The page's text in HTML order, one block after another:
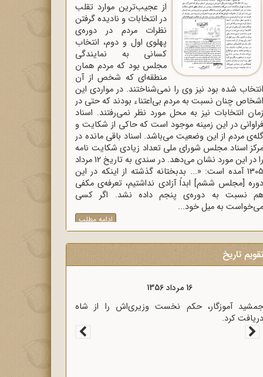
از عجیب‌ترین موارد تقلب
در انتخابات و نادیده گرفتن
نظرات مردم در دوره‌ی
پهلوی اول و دوم، انتخاب
کسانی به نمایندگی
مجلس بود که مردم همان
منطقه‌ای که شخص از آن
شده بود نیز وی را نمی‌شناختند. در مواردی این
چنان نسبت به مردم بی‌اعتناء بودند که حتی در
انتخابات نیز به محل مورد نظر نمی‌رفتند. اسناد
در این زمینه موجود است که حاکی از شکایت و
مردم از این وضعیت می‌باشد. اسناد باقی مانده در
اسناد مجلس شورای ملی تعداد زیادی شکایت نامه
را در این مورد نشان می‌دهد. در سندی به تاریخ 12 مرداد
1305 آمده است: «... بدبختانه گذشته از اینکه در این
[مجلس ششم] ابداً آزادی نداشتیم، تعرفه‌ی مکفی
نسبت به دوره‌ی پنجم داده نشد. اگر کسی
به میل خود...
ادامه مطلب
تاریخ
16 مرداد 1357
سخنرانی‌های انتقادی و روشنگر وعاظ در لبیک به
امام به وعاظ و روحانیون برای روشنگری و
در منبرهای ماه رمضان.